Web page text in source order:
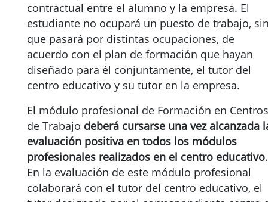
contractual entre el alumno y la empresa. El
estudiante no ocupará un puesto de trabajo,
que pasará por distintas ocupaciones, de
acuerdo con el plan de formación que hayan
diseñado para él conjuntamente, el tutor del
centro educativo y su tutor en la empresa.
El módulo profesional de Formación en Centros
de Trabajo deberá cursarse una vez alcanzada
evaluación positiva en todos los módulos
profesionales realizados en el centro educativo.
En la evaluación de este módulo profesional
colaborará con el tutor del centro educativo, el